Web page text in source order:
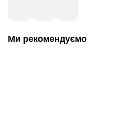
Ми рекомендуємо